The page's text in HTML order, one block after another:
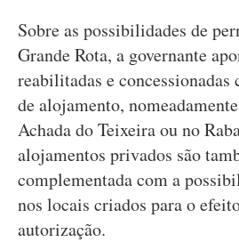
Sobre as possibilidades de
Grande Rota, a governante
reabilitadas e
de alojamento,
Achada do Teixeira ou no
alojamentos privados são
complementada com a
nos locais criados para o
autorização.